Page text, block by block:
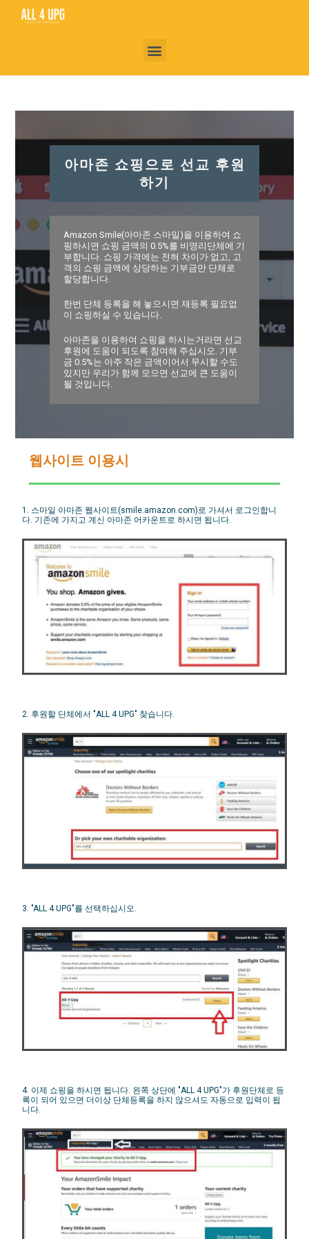
아마존 쇼핑으로 선교 후원
하기
Amazon Smile(아마존 스마일)을 이용하여 쇼
핑하시면 쇼핑 금액의 0.5%를 비영리단체에 기
부합니다. 쇼핑 가격에는 전혀 차이가 없고, 고
객의 쇼핑 금액에 상당하는 기부금만 단체로
할당합니다.
한번 단체 등록을 해 놓으시면 재등록 필요없
이 쇼핑하실 수 있습니다.
아마존을 이용하여 쇼핑을 하시는거라면 선교
후원에 도움이 되도록 참여해 주십시오. 기부
금 0.5%는 아주 작은 금액이어서 무시할 수도
있지만 우리가 함께 모으면 선교에 큰 도움이
될 것입니다.
웹사이트 이용시
1. 스마일 아마존 웹사이트(smile.amazon.com)로 가셔서 로그인합니
다. 기존에 가지고 계신 아마존 어카운트로 하시면 됩니다.
2. 후원할 단체에서 "ALL 4 UPG" 찾습니다.
3. "ALL 4 UPG"를 선택하십시오.
4. 이제 쇼핑을 하시면 됩니다. 왼쪽 상단에 "ALL 4 UPG"가 후원단체로 등
록이 되어 있으면 더이상 단체등록을 하지 않으셔도 자동으로 입력이 됩
니다.